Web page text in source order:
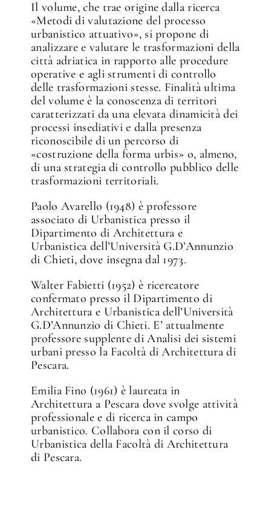
Il volume, che trae origine dalla ricerca
«Metodi di valutazione del processo
urbanistico attuativo», si propone di
analizzare e valutare le trasformazioni della
città adriatica in rapporto alle procedure
operative e agli strumenti di controllo
delle trasformazioni stesse. Finalità ultima
del volume è la conoscenza di territori
caratterizzati da una elevata dinamicità dei
processi insediativi e dalla presenza
riconoscibile di un percorso di
«costruzione della forma urbis» o, almeno,
di una strategia di controllo pubblico delle
trasformazioni territoriali.
Paolo Avarello (1948) è professore
associato di Urbanistica presso il
Dipartimento di Architettura e
Urbanistica dell’Università G.D’Annunzio
di Chieti, dove insegna dal 1973.
Walter Fabietti (1952) è ricercatore
confermato presso il Dipartimento di
Architettura e Urbanistica dell’Università
G.D’Annunzio di Chieti. E’ attualmente
professore supplente di Analisi dei sistemi
urbani presso la Facoltà di Architettura di
Pescara.
Emilia Fino (1961) è laureata in
Architettura a Pescara dove svolge attività
professionale e di ricerca in campo
urbanistico. Collabora con il corso di
Urbanistica della Facoltà di Architettura
di Pescara.